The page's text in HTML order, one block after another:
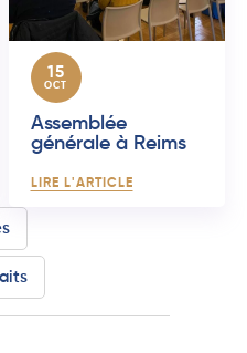
15
OCT
Assemblée
générale à Reims
LIRE L'ARTICLE